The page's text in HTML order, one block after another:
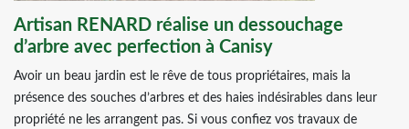
Artisan RENARD réalise un dessouchage
d’arbre avec perfection à Canisy
Avoir un beau jardin est le rêve de tous propriétaires, mais la
présence des souches d’arbres et des haies indésirables dans leur
propriété ne les arrangent pas. Si vous confiez vos travaux de